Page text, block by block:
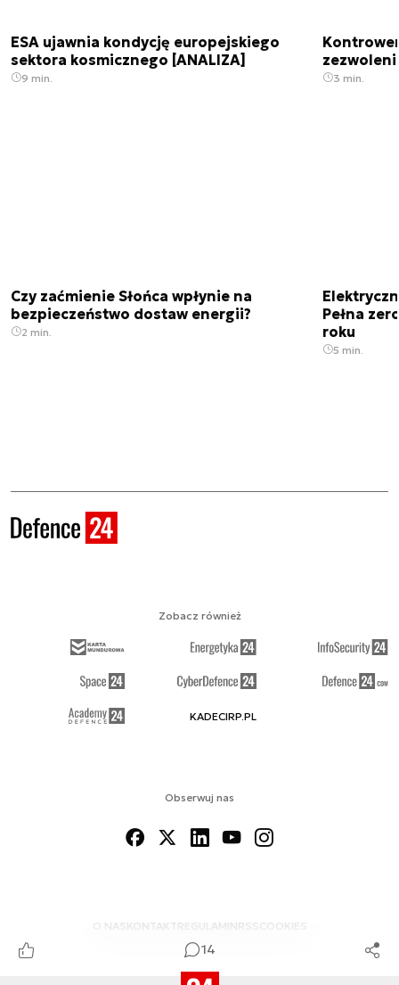
14
ESA ujawnia kondycję europejskiego
sektora kosmicznego [ANALIZA]
9 min. 3 min.
Czy zaćmienie Słońca wpłynie na
bezpieczeństwo dostaw energii?
2 min.
Pełna
roku
5 min.
Obserwuj nas
O NAS KONTAKTREGULAMINRSS COOKIES
Zobacz również
KADECIRP.PL